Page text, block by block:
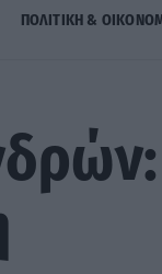
ΠΟΛΙΤΙΚΗ &